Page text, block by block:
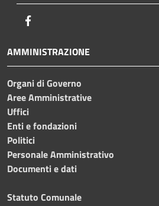
AMMINISTRAZIONE
Organi di Governo
Aree Amministrative
Uffici
Enti e fondazioni
Politici
Personale Amministrativo
Documenti e dati
Statuto Comunale